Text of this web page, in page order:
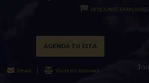
PETICIONES FAMILIARES
AGENDA TU CITA
Email Visita mi sitio web